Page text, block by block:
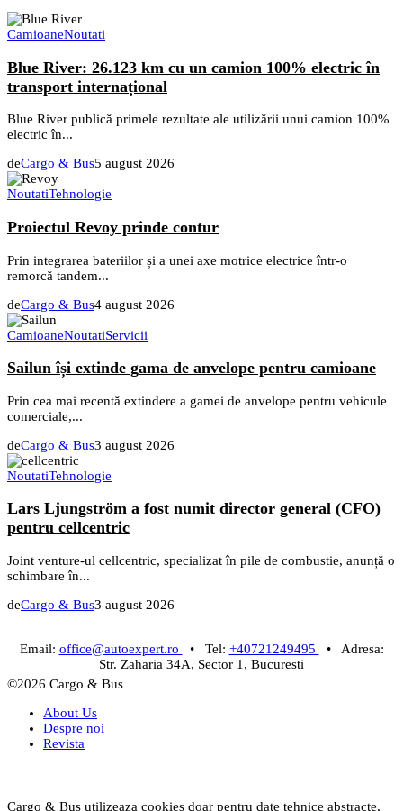
CamioaneNoutati
Blue River: 26.123 km cu un camion 100% electric în
transport internațional
Blue River publică primele rezultate ale utilizării unui camion 100%
electric în...
deCargo & Bus5 august 2026
NoutatiTehnologie
Proiectul Revoy prinde contur
Prin integrarea bateriilor și a unei axe motrice electrice într-o
remorcă tandem...
deCargo & Bus4 august 2026
CamioaneNoutatiServicii
Sailun își extinde gama de anvelope pentru camioane
Prin cea mai recentă extindere a gamei de anvelope pentru vehicule
comerciale,...
deCargo & Bus3 august 2026
NoutatiTehnologie
Lars Ljungström a fost numit director general (CFO)
pentru cellcentric
Joint venture-ul cellcentric, specializat în pile de combustie, anunță o
schimbare în...
deCargo & Bus3 august 2026
Email: office@autoexpert.ro • Tel: +40721249495
• Adresa:
Str. Zaharia 34A, Sector 1, Bucuresti
©2026 Cargo & Bus
About Us
Despre noi
Revista
Cargo & Bus utilizeaza cookies doar pentru date tehnice abstracte,